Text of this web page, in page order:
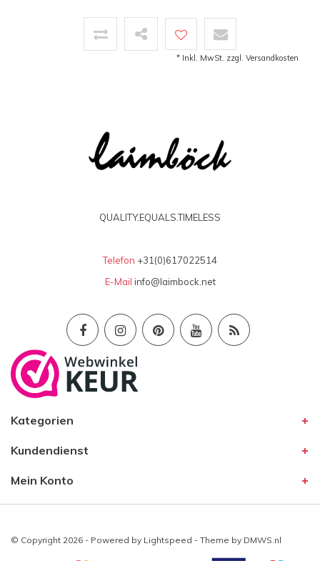
* Inkl. MwSt. zzgl. Versandkosten
QUALITY.EQUALS.TIMELESS
Telefon +31(0)617022514
E-Mail info@laimbock.net
Kategorien
Kundendienst
Mein Konto
© Copyright 2026 - Powered by Lightspeed - Theme by DMWS.nl